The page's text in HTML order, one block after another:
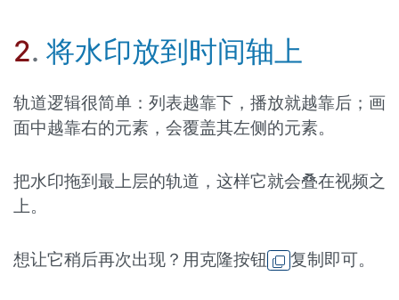
2. 将水印放到时间轴上
轨道逻辑很简单：列表越靠下，播放就越靠后；画
面中越靠右的元素，会覆盖其左侧的元素。
把水印拖到最上层的轨道，这样它就会叠在视频之
上。
想让它稍后再次出现？用克隆按钮 复制即可。